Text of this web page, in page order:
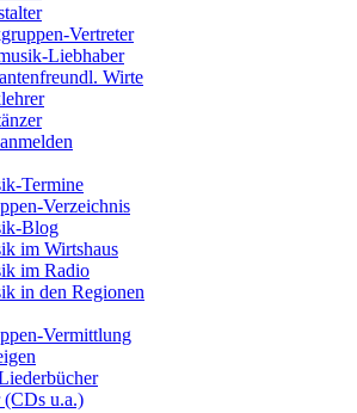
Vertreter
Liebhaber
Wirte
Termine
Verzeichnis
Blog
im Wirtshaus
im Radio
in den Regionen
Vermittlung
(CDs u.a.)